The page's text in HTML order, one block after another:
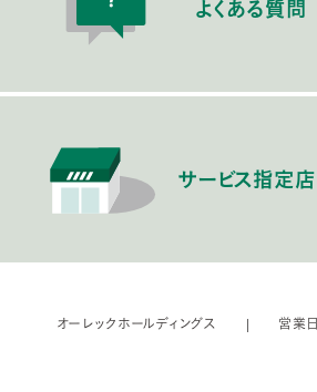
よくある質問
サービス指定店
オーレックホールディングス 営業